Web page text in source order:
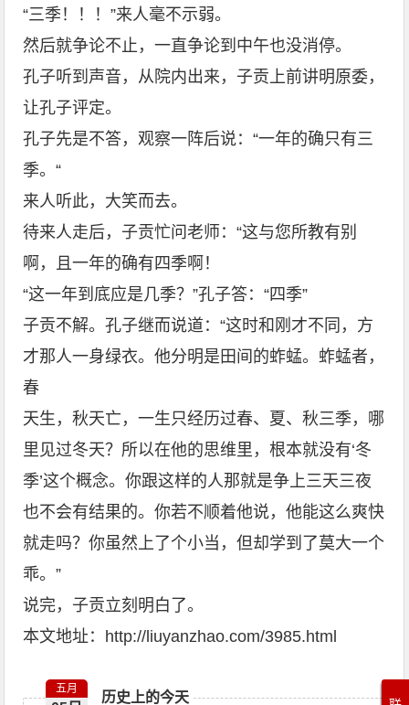
“三季！！！”来人毫不示弱。
然后就争论不止，一直争论到中午也没消停。
孔子听到声音，从院内出来，子贡上前讲明原委，
让孔子评定。
孔子先是不答，观察一阵后说：“一年的确只有三
季。“
来人听此，大笑而去。
待来人走后，子贡忙问老师：“这与您所教有别
啊，且一年的确有四季啊！
“这一年到底应是几季？”孔子答：“四季”
子贡不解。孔子继而说道：“这时和刚才不同，方
才那人一身绿衣。他分明是田间的蚱蜢。蚱蜢者，
春
天生，秋天亡，一生只经历过春、夏、秋三季，哪
里见过冬天？所以在他的思维里，根本就没有‘冬
季’这个概念。你跟这样的人那就是争上三天三夜
也不会有结果的。你若不顺着他说，他能这么爽快
就走吗？你虽然上了个小当，但却学到了莫大一个
乖。”
说完，子贡立刻明白了。
本文地址： http://liuyanzhao.com/3985.html
历史上的今天
五月